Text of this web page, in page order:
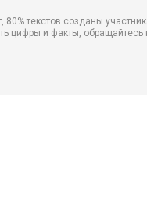
80% текстов созданы
цифры и факты,